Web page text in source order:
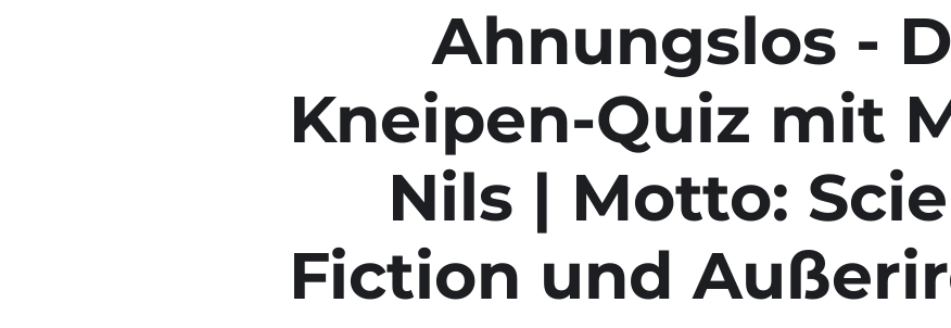
Ahnungslos -
Kneipen-Quiz mit
Nils | Motto:
Fiction und